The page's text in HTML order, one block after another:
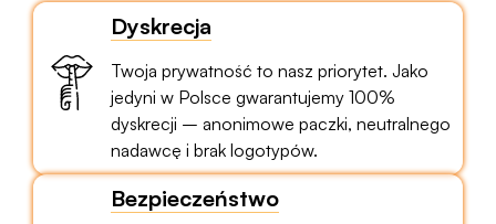
Dyskrecja
Twoja prywatność to nasz priorytet. Jako
jedyni w Polsce gwarantujemy 100%
dyskrecji – anonimowe paczki, neutralnego
nadawcę i brak logotypów.
Bezpieczeństwo